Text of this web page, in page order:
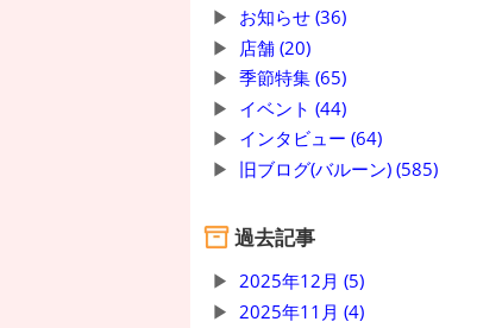
お知らせ (36)
店舗 (20)
季節特集 (65)
イベント (44)
インタビュー (64)
旧ブログ(バルーン) (585)
過去記事
2025年12月 (5)
2025年11月 (4)